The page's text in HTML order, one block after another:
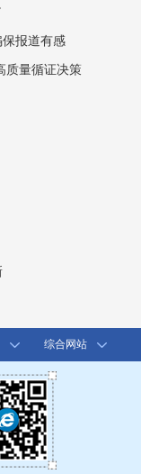
报道有感
质量循证决策
综合网站